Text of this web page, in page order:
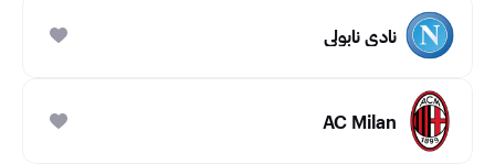
نادي نابولي
AC Milan